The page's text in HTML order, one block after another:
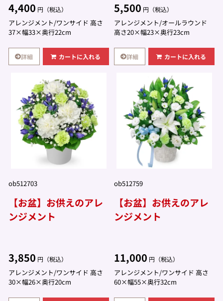
4,400 円（税込）
アレンジメント/ワンサイド 高さ
37×幅33×奥行22cm
詳細 カートに入れる
5,500 円（税込）
アレンジメント/オールラウンド
高さ20×幅23×奥行23cm
詳細 カートに入れる
ob512703
【お盆】お供えのアレ
ンジメント
3,850 円（税込）
アレンジメント/ワンサイド 高さ
30×幅26×奥行20cm
ob512759
【お盆】お供えのアレ
ンジメント
11,000 円（税込）
アレンジメント/ワンサイド 高さ
60×幅55×奥行32cm